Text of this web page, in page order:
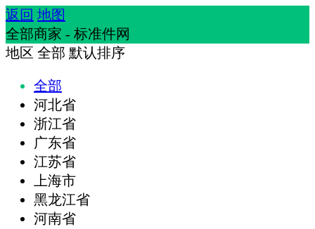
返回 地图
全部商家 - 标准件网
地区 全部 默认排序
全部
河北省
浙江省
广东省
江苏省
上海市
黑龙江省
河南省